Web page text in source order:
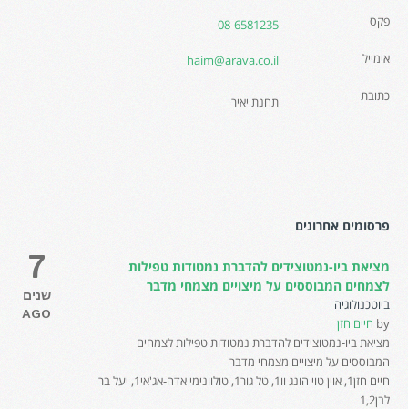
פקס
אימייל
כתובת
08-6581235
haim@arava.co.il
תחנת יאיר
פרסומים אחרונים
7
שנים
AGO
מציאת ביו-נמטוצידים להדברת נמטודות טפילות
לצמחים המבוססים על מיצויים מצמחי מדבר
ביוטכנולוגיה
by חיים חזן
מציאת ביו-נמטוצידים להדברת נמטודות טפילות לצמחים
המבוססים על מיצויים מצמחי מדבר
חיים חזן1, אוין טוי הונג וו1, טל גור1, טולוונימי אדה-אג'אי1, יעל בר
לבן1,2